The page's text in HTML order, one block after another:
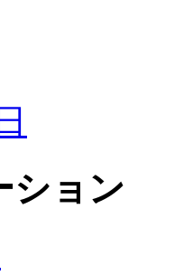
ション